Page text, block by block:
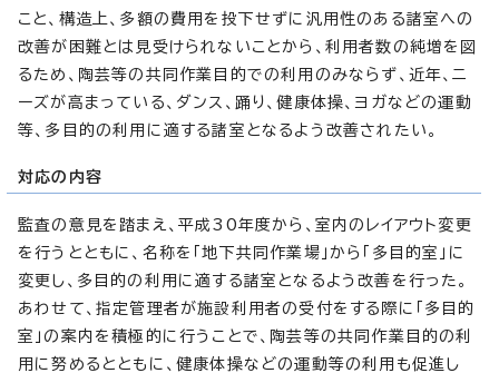
こと、構造上、多額の費用を投下せずに汎用性のある諸室への
改善が困難とは見受けられないことから、利用者数の純増を図
るため、陶芸等の共同作業目的での利用のみならず、近年、ニ
ーズが高まっている、ダンス、踊り、健康体操、ヨガなどの運動
等、多目的の利用に適する諸室となるよう改善されたい。
対応の内容
監査の意見を踏まえ、平成30年度から、室内のレイアウト変更
を行うとともに、名称を「地下共同作業場」から「多目的室」に
変更し、多目的の利用に適する諸室となるよう改善を行った。
あわせて、指定管理者が施設利用者の受付をする際に「多目的
室」の案内を積極的に行うことで、陶芸等の共同作業目的の利
用に努めるとともに、健康体操などの運動等の利用も促進し